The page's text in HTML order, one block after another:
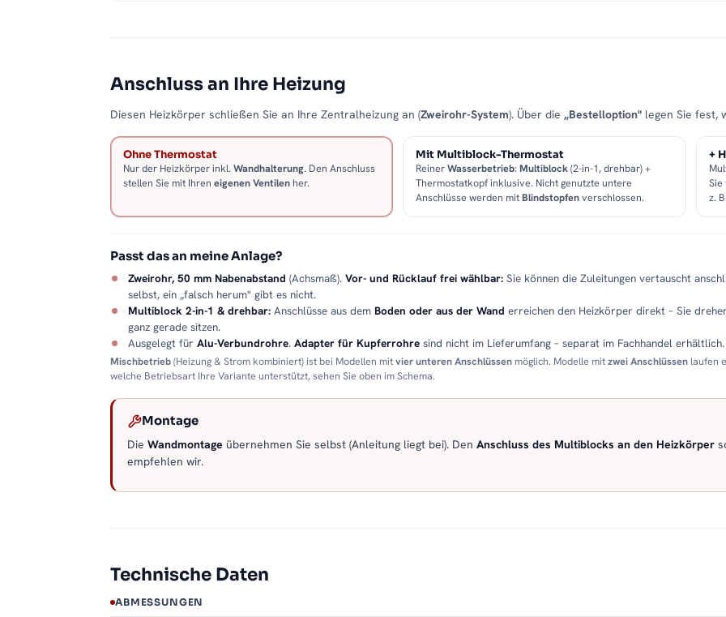
Anschluss an Ihre Heizung
Diesen Heizkörper schließen Sie an Ihre Zentralheizung an (Zweirohr-System). Über die „Bestelloption" legen Sie fest,
Ohne Thermostat
Nur der Heizkörper inkl. Wandhalterung. Den Anschluss
stellen Sie mit Ihren eigenen Ventilen her.
Mit Multiblock-Thermostat
ReinerWasserbetrieb:Multiblock(2-in-1, drehbar) +
Thermostatkopf inklusive. Nicht genutzte untere
Anschlüsse werden mitBlindstopfenverschlossen.
+
z.
Passt das an meine Anlage?
Zweirohr, 50 mm Nabenabstand (Achsmaß). Vor- und Rücklauf frei wählbar: Sie können die Zuleitungen vertauscht
selbst, ein „falsch herum" gibt es nicht.
Multiblock 2-in-1 & drehbar: Anschlüsse aus dem Boden oder aus der Wand erreichen den Heizkörper direkt – Sie
ganz gerade sitzen.
Ausgelegt für Alu-Verbundrohre. Adapter für Kupferrohre sind nicht im Lieferumfang – separat im Fachhandel erhältlich.
Mischbetrieb(Heizung & Strom kombiniert) ist bei Modellen mitvier unteren Anschlüssen möglich. Modelle mitzwei Anschlüssen laufen
welche Betriebsart Ihre Variante unterstützt, sehen Sie oben im Schema.
Montage
Die Wandmontage übernehmen Sie selbst (Anleitung liegt bei). Den Anschluss des Multiblocks an den Heizkörper
empfehlen wir.
Technische Daten
ABMESSUNGEN